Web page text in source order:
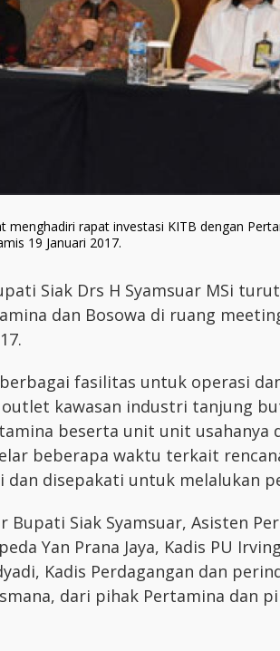
menghadiri rapat investasi KITB dengan
19 Januari 2017.
Siak Drs H Syamsuar MSi
dan Bosowa di ruang
fasilitas untuk operasi
kawasan industri tanjung
beserta unit unit usahanya
beberapa waktu terkait
dan disepakati untuk melalukan
Siak Syamsuar, Asisten
Yan Prana Jaya, Kadis PU
Kadis Perdagangan dan
dari pihak Pertamina dan